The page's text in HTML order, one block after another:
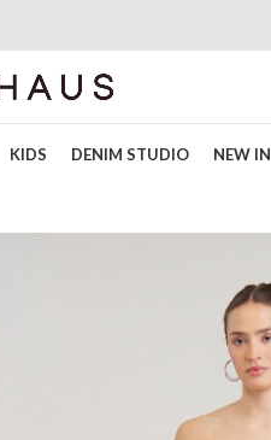
KIDS DENIM STUDIO NEW IN